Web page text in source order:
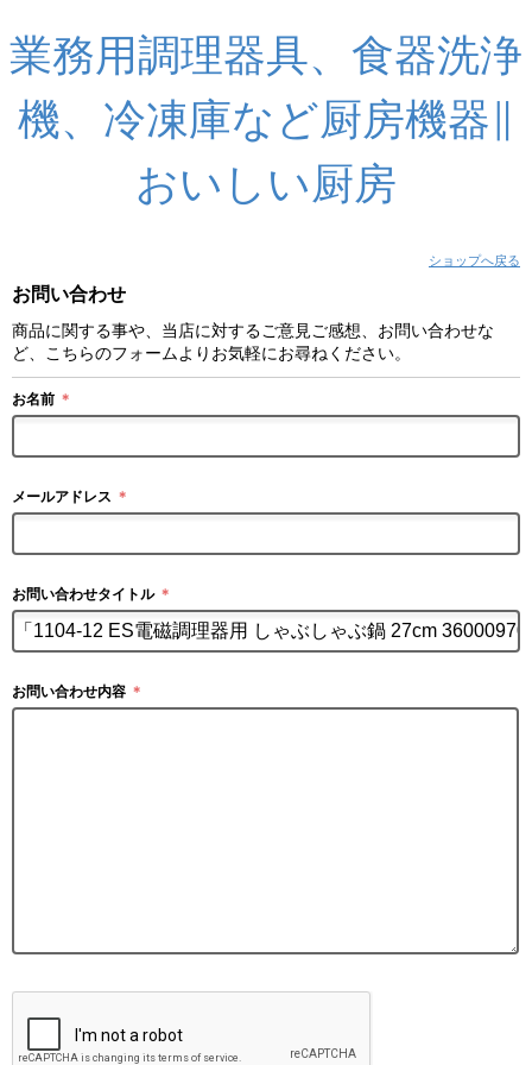
業務用調理器具、食器洗浄
機、冷凍庫など厨房機器∥
おいしい厨房
ショップへ戻る
お問い合わせ
商品に関する事や、当店に対するご意見ご感想、お問い合わせな
ど、こちらのフォームよりお気軽にお尋ねください。
お名前 ＊
メールアドレス ＊
お問い合わせタイトル ＊
お問い合わせ内容 ＊